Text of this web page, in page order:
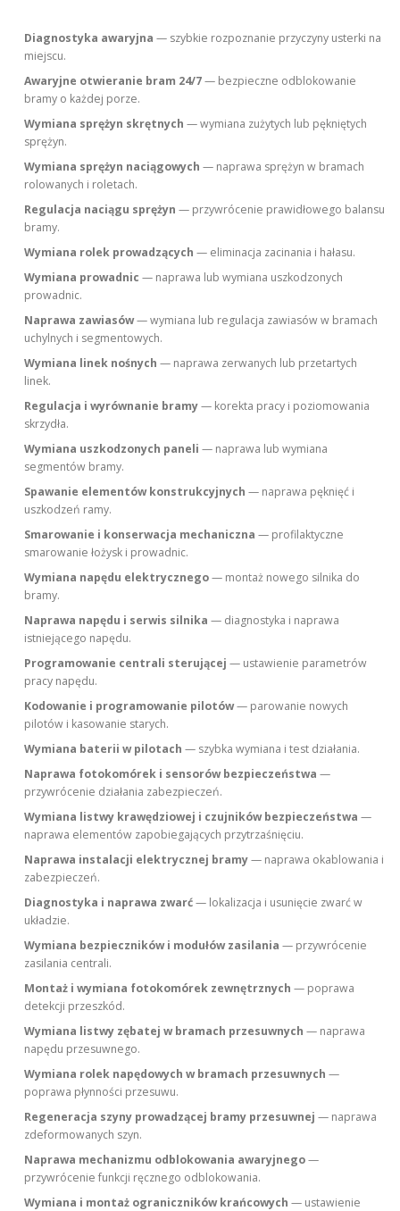
Diagnostyka awaryjna — szybkie rozpoznanie przyczyny usterki na
miejscu.
Awaryjne otwieranie bram 24/7— bezpieczne odblokowanie
bramy o każdej porze.
Wymiana sprężyn skrętnych — wymiana zużytych lub pękniętych
sprężyn.
Wymiana sprężyn naciągowych — naprawa sprężyn w bramach
rolowanych i roletach.
Regulacja naciągu sprężyn — przywrócenie prawidłowego balansu
bramy.
Wymiana rolek prowadzących — eliminacja zacinania i hałasu.
Wymiana prowadnic — naprawa lub wymiana uszkodzonych
prowadnic.
Naprawa zawiasów— wymiana lub regulacja zawiasów w bramach
uchylnych i segmentowych.
Wymiana linek nośnych — naprawa zerwanych lub przetartych
linek.
Regulacja i wyrównanie bramy— korekta pracy i poziomowania
skrzydła.
Wymiana uszkodzonych paneli — naprawa lub wymiana
segmentów bramy.
Spawanie elementów konstrukcyjnych — naprawa pęknięć i
uszkodzeń ramy.
Smarowanie i konserwacja mechaniczna — profilaktyczne
smarowanie łożysk i prowadnic.
Wymiana napędu elektrycznego— montaż nowego silnika do
bramy.
Naprawa napędu i serwis silnika — diagnostyka i naprawa
istniejącego napędu.
Programowanie centrali sterującej — ustawienie parametrów
pracy napędu.
Kodowanie i programowanie pilotów— parowanie nowych
pilotów i kasowanie starych.
Wymiana baterii w pilotach — szybka wymiana i test działania.
Naprawa fotokomórek i sensorów bezpieczeństwa —
przywrócenie działania zabezpieczeń.
Wymiana listwy krawędziowej i czujników bezpieczeństwa —
naprawa elementów zapobiegających przytrzaśnięciu.
Naprawa instalacji elektrycznej bramy— naprawa okablowania i
zabezpieczeń.
Diagnostyka i naprawa zwarć— lokalizacja i usunięcie zwarć w
układzie.
Wymiana bezpieczników i modułów zasilania — przywrócenie
zasilania centrali.
Montaż i wymiana fotokomórek zewnętrznych — poprawa
detekcji przeszkód.
Wymiana listwy zębatej w bramach przesuwnych — naprawa
napędu przesuwnego.
Wymiana rolek napędowych w bramach przesuwnych —
poprawa płynności przesuwu.
Regeneracja szyny prowadzącej bramy przesuwnej — naprawa
zdeformowanych szyn.
Naprawa mechanizmu odblokowania awaryjnego—
przywrócenie funkcji ręcznego odblokowania.
Wymiana i montaż ograniczników krańcowych — ustawienie